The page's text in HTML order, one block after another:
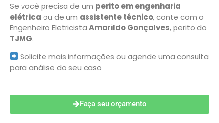
Se você precisa de um perito em engenharia
elétrica ou de um assistente técnico, conte com o
Engenheiro Eletricista Amarildo Gonçalves, perito do
TJMG.
Solicite mais informações ou agende uma consulta
para análise do seu caso
Faça seu orçamento